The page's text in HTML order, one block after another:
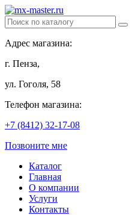
Адрес магазина:
г. Пенза,
ул. Гоголя, 58
Телефон магазина:
+7 (8412) 32-17-08
Позвоните мне
Каталог
Главная
О компании
Услуги
Контакты